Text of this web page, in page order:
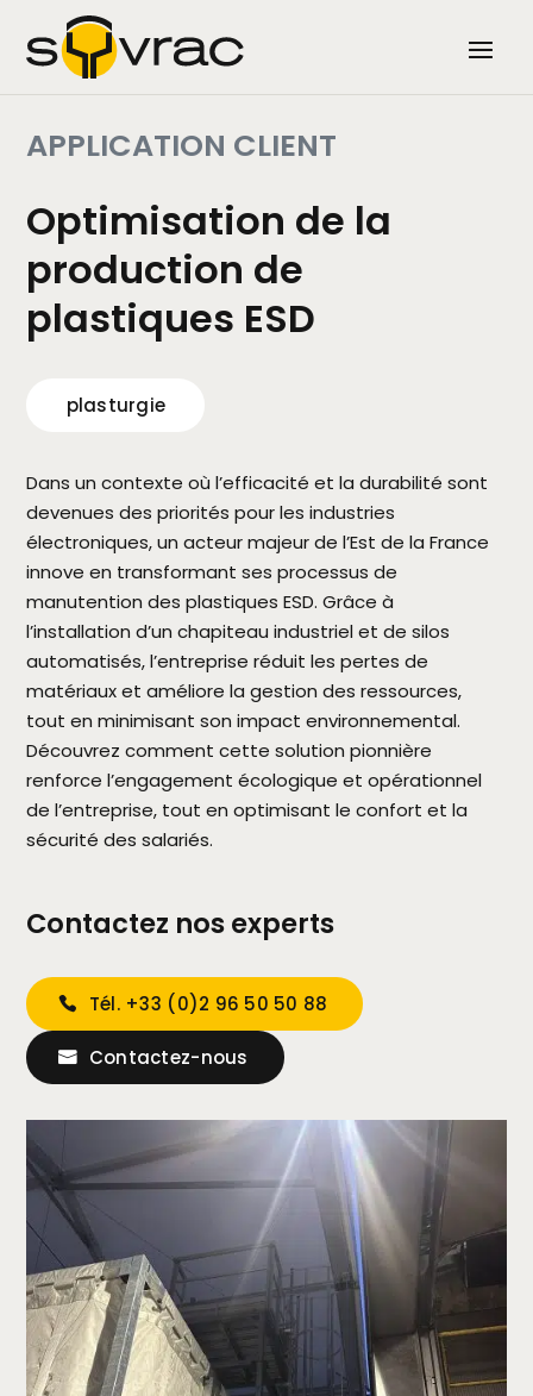
APPLICATION CLIENT
Optimisation de la
production de
plastiques ESD
plasturgie
Dans un contexte où l’efficacité et la durabilité sont
devenues des priorités pour les industries
électroniques, un acteur majeur de l’Est de la France
innove en transformant ses processus de
manutention des plastiques ESD. Grâce à
l’installation d’un chapiteau industriel et de silos
automatisés, l’entreprise réduit les pertes de
matériaux et améliore la gestion des ressources,
tout en minimisant son impact environnemental.
Découvrez comment cette solution pionnière
renforce l’engagement écologique et opérationnel
de l’entreprise, tout en optimisant le confort et la
sécurité des salariés.
Contactez nos experts
Tél. +33 (0)2 96 50 50 88
Contactez-nous